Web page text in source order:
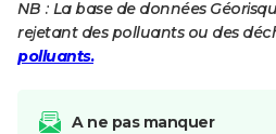
NB : La base de données
rejetant des polluants ou des
polluants.
A ne pas manquer